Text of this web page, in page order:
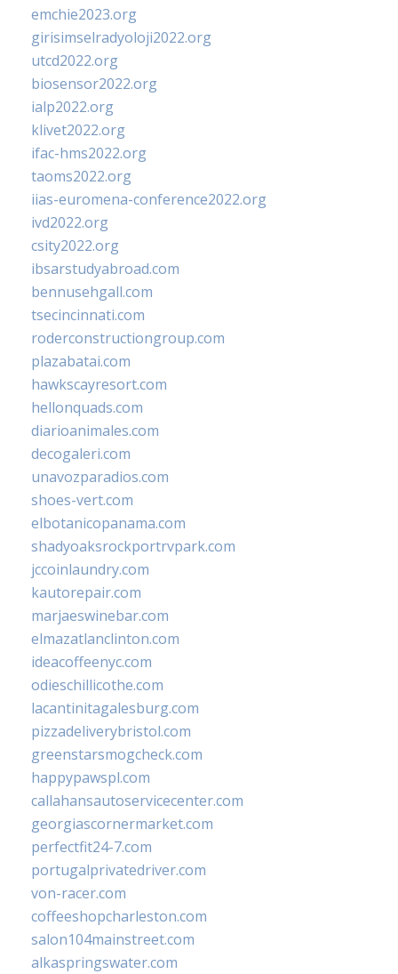
emchie2023.org
girisimselradyoloji2022.org
utcd2022.org
biosensor2022.org
ialp2022.org
klivet2022.org
ifac-hms2022.org
taoms2022.org
iias-euromena-conference2022.org
ivd2022.org
csity2022.org
ibsarstudyabroad.com
bennusehgall.com
tsecincinnati.com
roderconstructiongroup.com
plazabatai.com
hawkscayresort.com
hellonquads.com
diarioanimales.com
decogaleri.com
unavozparadios.com
shoes-vert.com
elbotanicopanama.com
shadyoaksrockportrvpark.com
jccoinlaundry.com
kautorepair.com
marjaeswinebar.com
elmazatlanclinton.com
ideacoffeenyc.com
odieschillicothe.com
lacantinitagalesburg.com
pizzadeliverybristol.com
greenstarsmogcheck.com
happypawspl.com
callahansautoservicecenter.com
georgiascornermarket.com
perfectfit24-7.com
portugalprivatedriver.com
von-racer.com
coffeeshopcharleston.com
salon104mainstreet.com
alkaspringswater.com